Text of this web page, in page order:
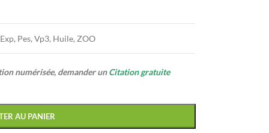
Exp, Pes, Vp3, Huile, ZOO
numérisée, demander unCitation gratuite
AU PANIER